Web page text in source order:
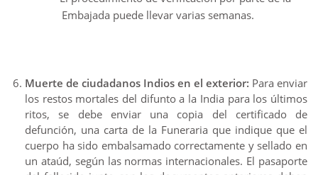
Embajada puede llevar varias semanas.
Muerte de ciudadanos Indios en el exterior: Para enviar
los restos mortales del difunto a la India para los últimos
ritos, se debe enviar una copia del certificado de
defunción, una carta de la Funeraria que indique que el
cuerpo ha sido embalsamado correctamente y sellado en
un ataúd, según las normas internacionales. El pasaporte